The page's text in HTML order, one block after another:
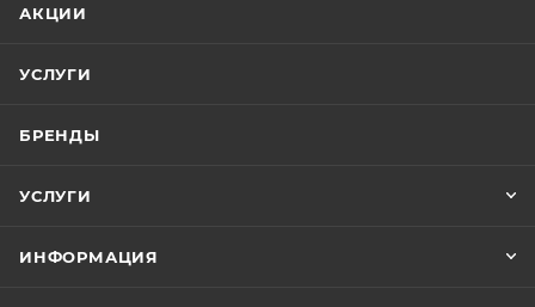
АКЦИИ
УСЛУГИ
БРЕНДЫ
УСЛУГИ
ИНФОРМАЦИЯ